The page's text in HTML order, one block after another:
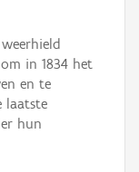
in 1834 het
en te
laatste
hun